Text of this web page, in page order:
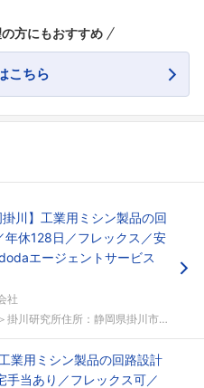
方にもおすすめ
こちら
掛川】工業用ミシン製品の回
年休128日／フレックス／安
エージェントサービス
社
川研究所住所：静岡県掛川市亀の甲1...
業用ミシン製品の回路設計
手当あり／フレックス可／